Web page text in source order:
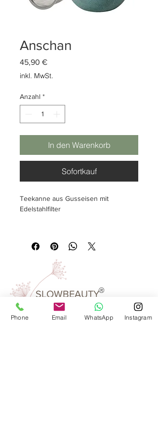
Anschan
45,90 €Preis
inkl. MwSt.
Anzahl *
In den Warenkorb
Sofortkauf
Teekanne aus Gusseisen mit
Edelstahlfilter
1 Liter hoch 185 mm
Verpackungseinheit:
1 pieces
alt blau
SLOWBEAUTY
We Create
®
Phone Email WhatsApp Instagram